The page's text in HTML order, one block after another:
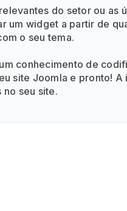
do setor ou as
um widget a partir de
o seu tema.
conhecimento de
site Joomla e pronto!
seu site.